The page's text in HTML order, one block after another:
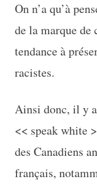
On n’a qu’à
de la marque de
tendance à
racistes.
Ainsi donc, il y
<< speak white
des Canadiens
français,